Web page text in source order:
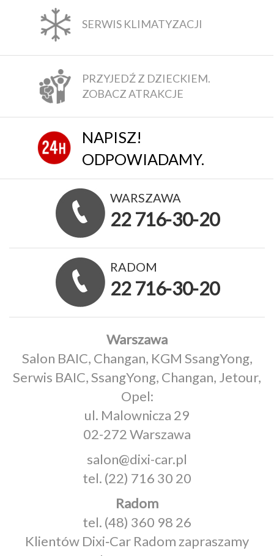
SERWIS KLIMATYZACJI
PRZYJEDŹ Z DZIECKIEM.
ZOBACZ ATRAKCJE
NAPISZ!
ODPOWIADAMY.
WARSZAWA
22 716-30-20
RADOM
22 716-30-20
Warszawa
Salon BAIC, Changan, KGM SsangYong,
Serwis BAIC, SsangYong, Changan, Jetour,
Opel:
ul. Malownicza 29
02-272 Warszawa
salon@dixi-car.pl
tel. (22) 716 30 20
Radom
tel. (48) 360 98 26
Klientów Dixi‑Car Radom zapraszamy